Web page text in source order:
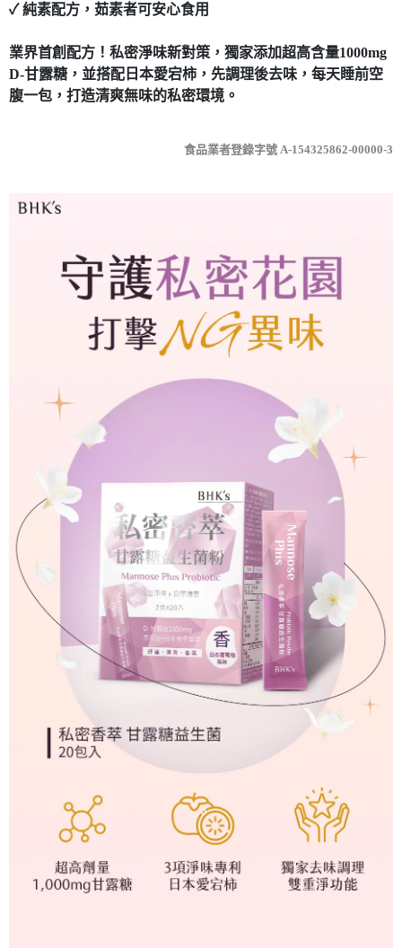
✓ 純素配方，茹素者可安心食用
業界首創配方！私密淨味新對策，獨家添加超高含量1000mg
D-甘露糖，並搭配日本愛宕柿，先調理後去味，每天睡前空
腹一包，打造清爽無味的私密環境。
食品業者登錄字號 A-154325862-00000-3